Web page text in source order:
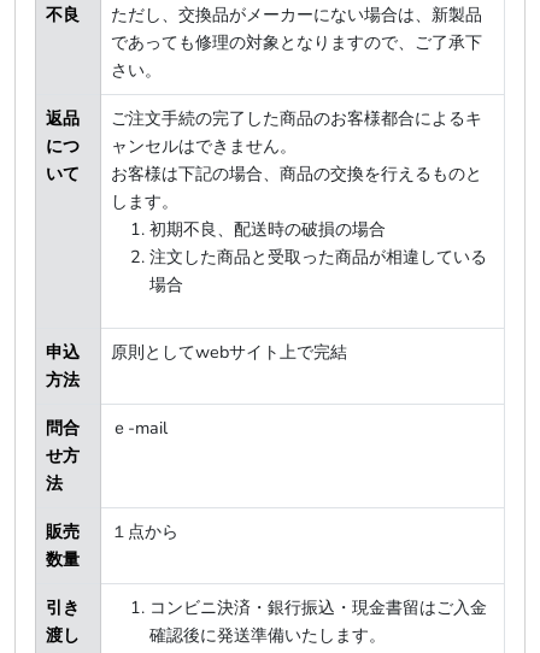
不良
ただし、交換品がメーカーにない場合は、新製品
であっても修理の対象となりますので、ご了承下
さい。
返品
につ
いて
ご注文手続の完了した商品のお客様都合によるキ
ャンセルはできません。
お客様は下記の場合、商品の交換を行えるものと
します。
初期不良、配送時の破損の場合
注文した商品と受取った商品が相違している
場合
申込
方法
原則としてwebサイト上で完結
問合
せ方
法
ｅ-mail
販売
数量
１点から
引き
渡し
コンビニ決済・銀行振込・現金書留はご入金
確認後に発送準備いたします。